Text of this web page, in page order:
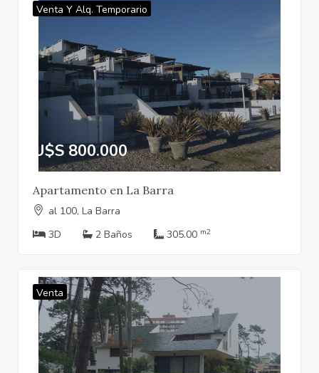
Venta Y Alq. Temporario
U$S 800.000
Apartamento en La Barra
al 100, La Barra
3D
2 Baños 305.00 m2
Venta